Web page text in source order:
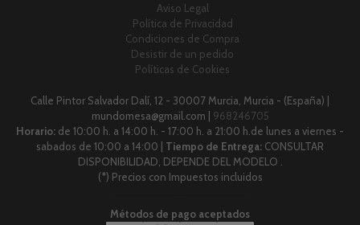
Aviso Legal
Política de Privacidad
Condiciones de Compra
Desistir de un pedido
Políticas de Cookies
Calle Pintor Salvador Dalí, 12 - 30007 Murcia, Murcia - (España) |
mundomesa@gmail.com | 968246705
Horario: de 10:00 h. a 14:00 h. - 17:00 h. a 21:00 h.de lunes a viernes -
sabados de 10:00 a 14:00 | Tiempo de Entrega: CONSULTAR
DISPONIBILIDAD, DEPENDE DEL MODELO .
(*) Precios con Impuestos incluidos
Métodos de pago aceptados